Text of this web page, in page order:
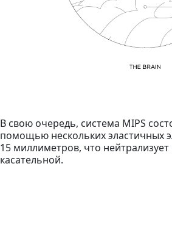
В свою очередь, система MIPS
помощью нескольких эластичных
15 миллиметров, что
касательной.